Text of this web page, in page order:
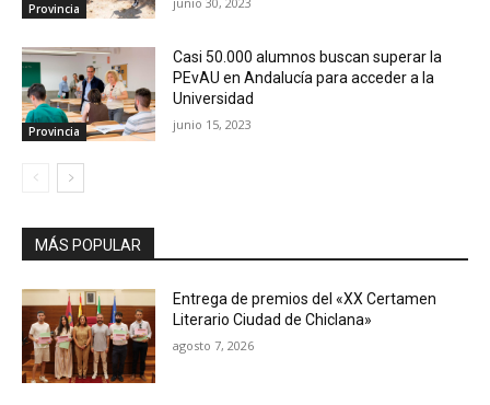
Provincia
Provincia
Casi 50.000 alumnos buscan superar la
PEvAU en Andalucía para acceder a la
Universidad
junio 15, 2023
MÁS POPULAR
Entrega de premios del «XX Certamen
Literario Ciudad de Chiclana»
agosto 7, 2026